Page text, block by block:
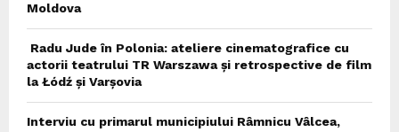
Moldova
Radu Jude în Polonia: ateliere cinematografice cu
actorii teatrului TR Warszawa și retrospective de film
la Łódź și Varșovia
Interviu cu primarul municipiului Râmnicu Vâlcea,